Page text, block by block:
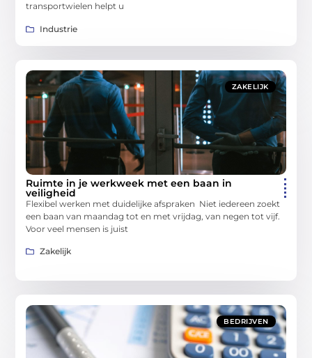
transportwielen helpt u
Industrie
ZAKELIJK
Ruimte in je werkweek met een baan in
veiligheid
Flexibel werken met duidelijke afspraken Niet iedereen zoekt
een baan van maandag tot en met vrijdag, van negen tot vijf.
Voor veel mensen is juist
Zakelijk
BEDRIJVEN